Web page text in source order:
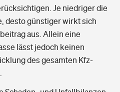
Je niedriger die
desto günstiger wirkt sich
aus. Allein eine
lässt jedoch keinen
des gesamten Kfz-